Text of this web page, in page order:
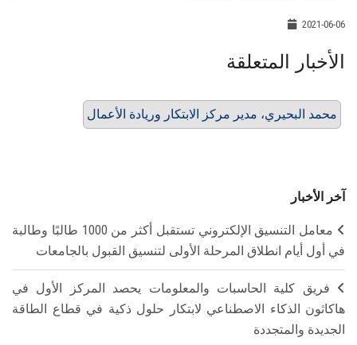
2021-06-06
الأخبار المتعلقة
محمد البحيري، مدير مركز الابتكار وريادة الأعمال
آخر الأخبار
معامل التنسيق الإلكتروني تستقبل أكثر من 1000 طالبًا وطالبة
في أول أيام انطلاق المرحلة الأولى لتنسيق القبول بالجامعات
فريق كلية الحاسبات والمعلومات يحصد المركز الأول في
هاكاثون الذكاء الاصطناعي لابتكار حلول ذكية في قطاع الطاقة
الجديدة والمتجددة